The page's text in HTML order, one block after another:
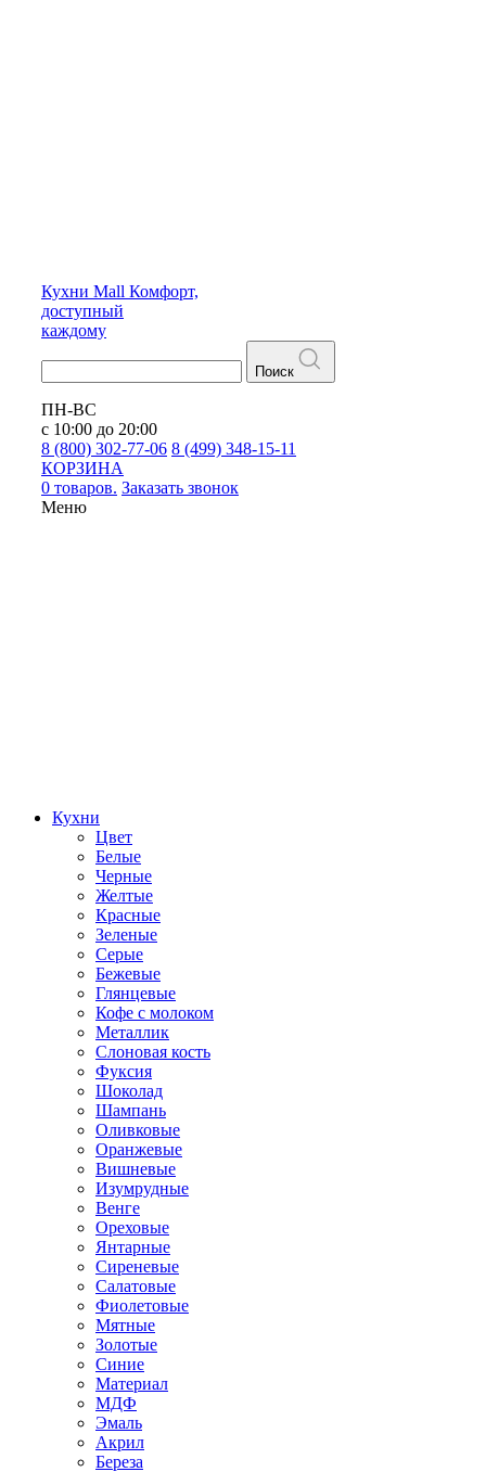
Кухни Mall Комфорт,
доступный
каждому
Поиск
ПН-ВС
с 10:00 до 20:00
8 (800) 302-77-06 8 (499) 348-15-11
КОРЗИНА
0 товаров. Заказать звонок
Меню
Кухни
Цвет
Белые
Черные
Желтые
Красные
Зеленые
Серые
Бежевые
Глянцевые
Кофе с молоком
Металлик
Слоновая кость
Фуксия
Шоколад
Шампань
Оливковые
Оранжевые
Вишневые
Изумрудные
Венге
Ореховые
Янтарные
Сиреневые
Салатовые
Фиолетовые
Мятные
Золотые
Синие
Материал
МДФ
Эмаль
Акрил
Береза